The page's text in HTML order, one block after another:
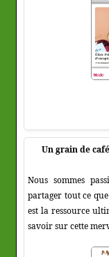
Un grain de
Nous sommes
partager tout ce
est la ressource
savoir sur cette